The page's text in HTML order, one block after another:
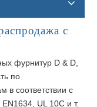
с
фурнитур D & D,
по
в соответствии с
UL 10C и т.